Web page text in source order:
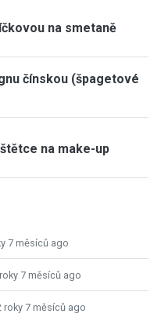
na smetaně
čínskou (špagetové
na make-up
7 měsíců ago
7 měsíců ago
roky 7 měsíců ago